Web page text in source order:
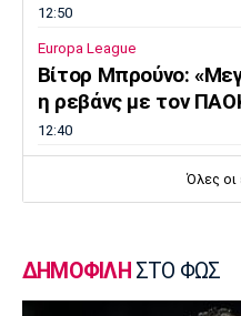
12:50
Europa League
Βίτορ Μπρούνο:
η ρεβάνς με τον
12:40
Στην Καρδίτσα ο
Βόλος: Σέντρα στο
Όλες οι
ΔΗΜΟΦΙΛΗ ΣΤΟ ΦΩΣ